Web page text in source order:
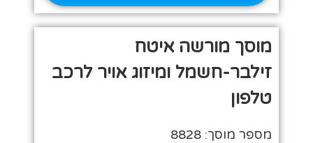
מוסך מורשה איטח
זילבר-חשמל ומיזוג אויר לרכב
טלפון
מספר מוסך: 8828